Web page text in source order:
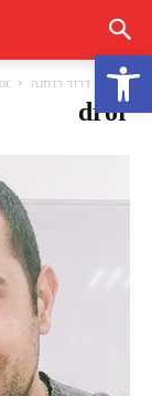
פתח
דרור רוחנה
dror